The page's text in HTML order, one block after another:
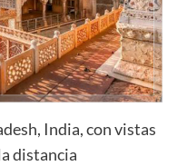
India, con vistas
distancia